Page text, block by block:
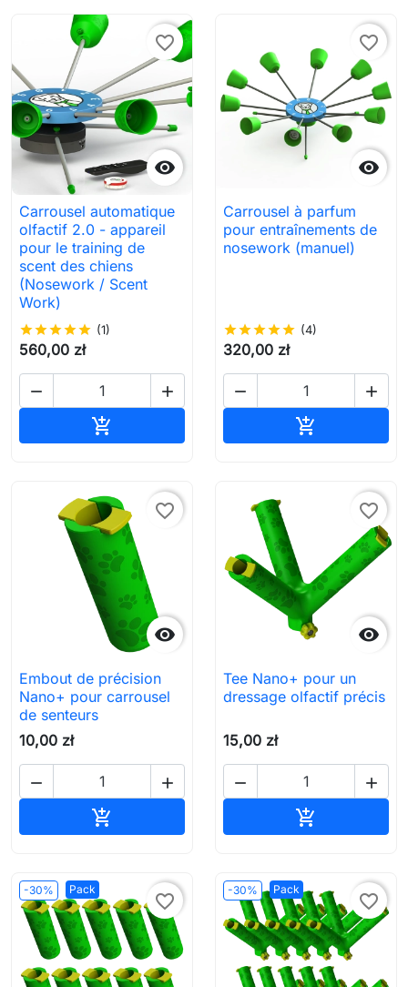

favorite_border
Carrousel automatique
olfactif 2.0 - appareil
pour le training de
scent des chiens
(Nosework / Scent
Work)
starstarstarstarstar (1)
560,00 zł
 


favorite_border
Carrousel à parfum
pour entraînements de
nosework (manuel)
starstarstarstarstar (4)
320,00 zł
 


favorite_border
Embout de précision
Nano+ pour carrousel
de senteurs
10,00 zł
 


favorite_border
Tee Nano+ pour un
dressage olfactif précis
15,00 zł
 

-30% Pack
favorite_border
-30% Pack
favorite_border